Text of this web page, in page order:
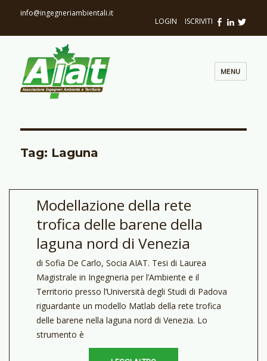
info@ingegneriambientali.it
LOGIN
ISCRIVITI
MENU
Tag: Laguna
Modellazione della rete
trofica delle barene della
laguna nord di Venezia
di Sofia De Carlo, Socia AIAT. Tesi di Laurea
Magistrale in Ingegneria per l’Ambiente e il
Territorio presso l’Università degli Studi di Padova
riguardante un modello Matlab della rete trofica
delle barene nella laguna nord di Venezia. Lo
strumento è